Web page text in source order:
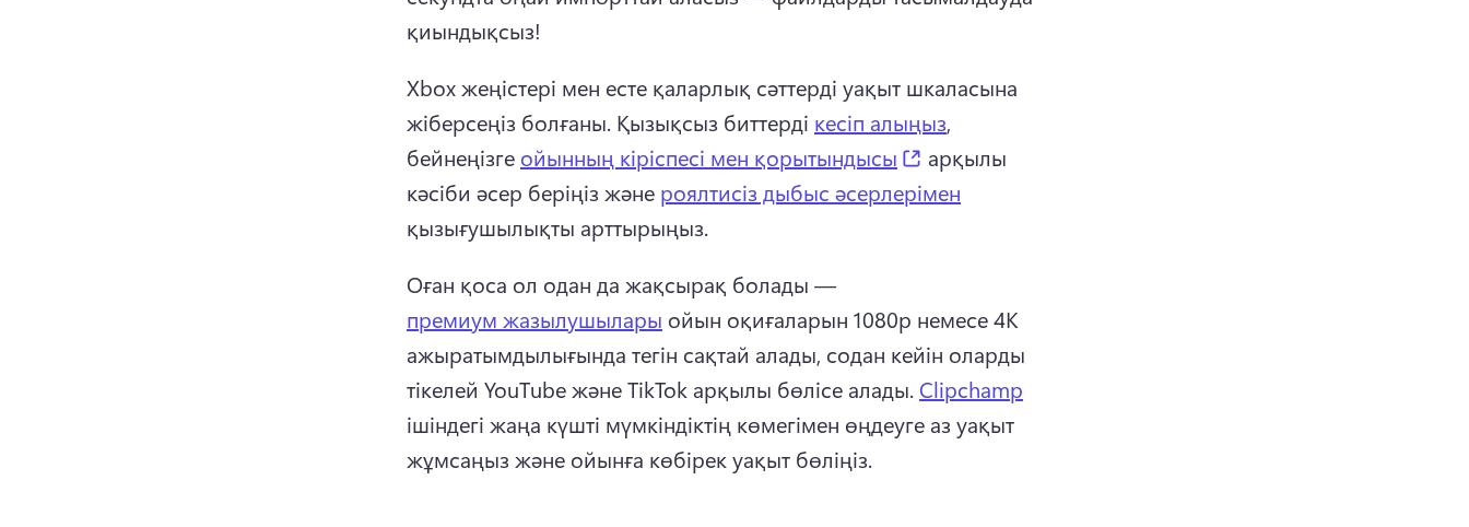
қиындықсыз!
Xbox жеңістері мен есте қаларлық сәттерді уақыт шкаласына
жіберсеңіз болғаны. Қызықсыз биттерді кесіп алыңыз,
бейнеңізге ойынның кіріспесі мен қорытындысы (opens in a new tab)
арқылы
кәсіби әсер беріңіз және роялтисіз дыбыс әсерлерімен
қызығушылықты арттырыңыз.
Оған қоса ол одан да жақсырақ болады —
премиум жазылушылары ойын оқиғаларын 1080p немесе 4K
ажыратымдылығында тегін сақтай алады, содан кейін оларды
тікелей YouTube және TikTok арқылы бөлісе алады. Clipchamp
ішіндегі жаңа күшті мүмкіндіктің көмегімен өңдеуге аз уақыт
жұмсаңыз және ойынға көбірек уақыт бөліңіз.